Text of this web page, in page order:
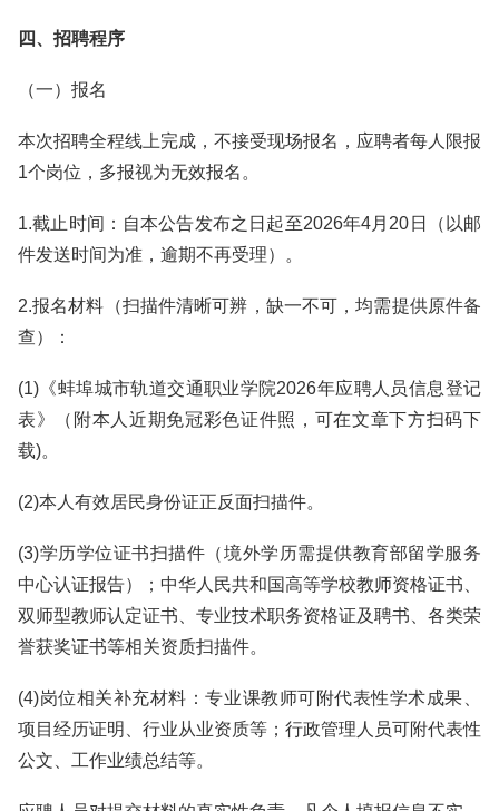
四、招聘程序
（一）报名
本次招聘全程线上完成，不接受现场报名，应聘者每人限报
1个岗位，多报视为无效报名。
1.截止时间：自本公告发布之日起至2026年4月20日（以邮
件发送时间为准，逾期不再受理）。
2.报名材料（扫描件清晰可辨，缺一不可，均需提供原件备
查）：
(1)《蚌埠城市轨道交通职业学院2026年应聘人员信息登记
表》（附本人近期免冠彩色证件照，可在文章下方扫码下
载)。
(2)本人有效居民身份证正反面扫描件。
(3)学历学位证书扫描件（境外学历需提供教育部留学服务
中心认证报告）；中华人民共和国高等学校教师资格证书、
双师型教师认定证书、专业技术职务资格证及聘书、各类荣
誉获奖证书等相关资质扫描件。
(4)岗位相关补充材料：专业课教师可附代表性学术成果、
项目经历证明、行业从业资质等；行政管理人员可附代表性
公文、工作业绩总结等。